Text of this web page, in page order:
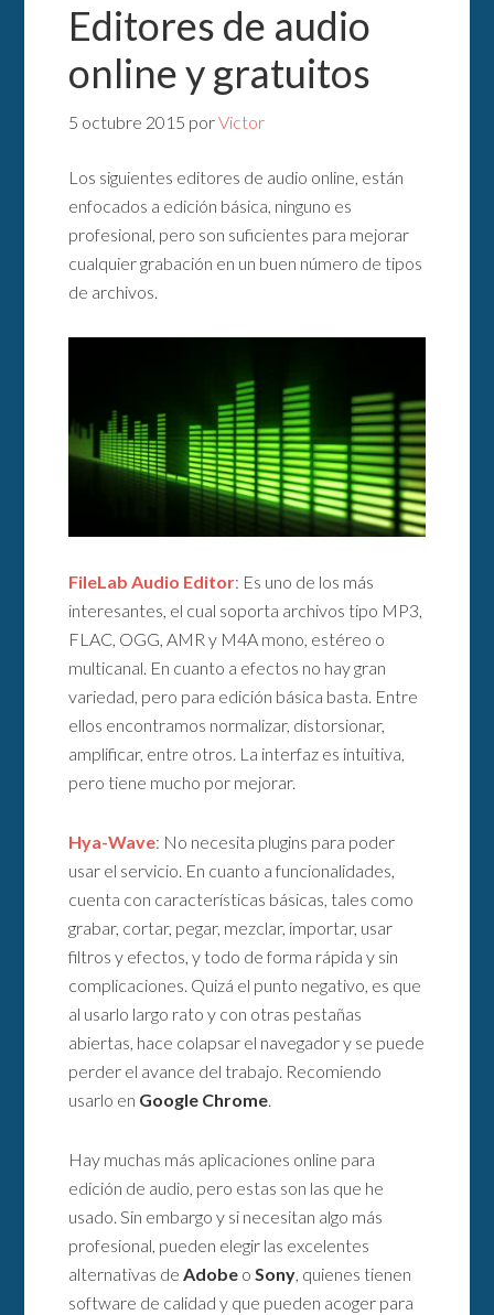
Editores de audio
online y gratuitos
5 octubre 2015 porVictor
Los siguientes editores de audio online, están
enfocados a edición básica, ninguno es
profesional, pero son suficientes para mejorar
cualquier grabación en un buen número de tipos
de archivos.
FileLab Audio Editor: Es uno de los más
interesantes, el cual soporta archivos tipo MP3,
FLAC, OGG, AMR y M4A mono, estéreo o
multicanal. En cuanto a efectos no hay gran
variedad, pero para edición básica basta. Entre
ellos encontramos normalizar, distorsionar,
amplificar, entre otros. La interfaz es intuitiva,
pero tiene mucho por mejorar.
Hya-Wave: No necesita plugins para poder
usar el servicio. En cuanto a funcionalidades,
cuenta con características básicas, tales como
grabar, cortar, pegar, mezclar, importar, usar
filtros y efectos, y todo de forma rápida y sin
complicaciones. Quizá el punto negativo, es que
al usarlo largo rato y con otras pestañas
abiertas, hace colapsar el navegador y se puede
perder el avance del trabajo. Recomiendo
usarlo en Google Chrome.
Hay muchas más aplicaciones online para
edición de audio, pero estas son las que he
usado. Sin embargo y si necesitan algo más
profesional, pueden elegir las excelentes
alternativas deAdobe o Sony, quienes tienen
software de calidad y que pueden acoger para